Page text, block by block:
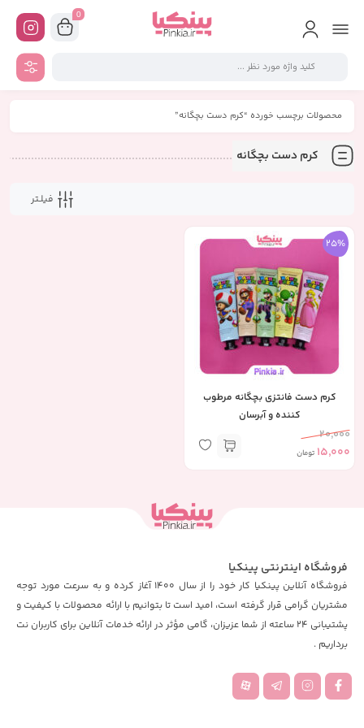
0
محصولات برچسب خورده “کرم دست بچگانه”
کرم دست بچگانه
فیلـتر
25%
کرم دست فانتزی بچگانه مرطوب
کننده و آبرسان
20,000
15,000 تومان
فروشگاه اینترنتی پینکیا
فروشگاه آنلاین پینکیا کار خود را از سال 1400 آغاز کرده و به سرعت مورد توجه
مشتریان گرامی قرار گرفته است، امید است تا بتوانیم با ارائه محصولات با کیفیت و
پشتیبانی 24 ساعته از شما عزیزان، گامی مؤثر در ارائه خدمات آنلاین برای کاربران نت
برداریم .